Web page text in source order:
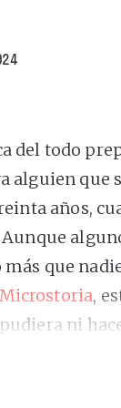
del todo
alguien que
años,
Aunque
que
Microstoria,
ni